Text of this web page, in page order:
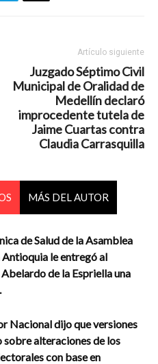
Artículo siguiente
Juzgado Séptimo Civil
Municipal de Oralidad de
Medellín declaró
improcedente tutela de
Jaime Cuartas contra
Claudia Carrasquilla
MÁS DEL AUTOR
de Salud de la Asamblea
le entregó al
de la Espriella una
Nacional dijo que versiones
sobre alteraciones de los
con base en